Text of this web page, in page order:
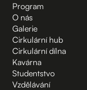
Program
O nás
Galerie
Cirkulární hub
Cirkulární dílna
Kavárna
Studentstvo
Vzdělávání